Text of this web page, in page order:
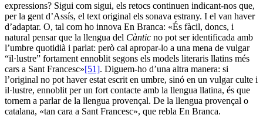
expressions? Sigui com sigui, els retocs continuen indicant-nos que,
per la gent d’Assís, el text original els sonava estrany. I el van haver
d’adaptar. O, tal com ho innova En Branca: «És fàcil, doncs, i
natural pensar que la llengua del Càntic no pot ser identificada amb
l’umbre quotidià i parlat: però cal apropar-lo a una mena de vulgar
“il·lustre” fortament ennoblit segons els models literaris llatins més
cars a Sant Francesc»[51]. Diguem-ho d’una altra manera: si
l’original no pot haver estat escrit en umbre, sinó en un vulgar culte i
il·lustre, ennoblit per un fort contacte amb la llengua llatina, és que
tornem a parlar de la llengua provençal. De la llengua provençal o
catalana, «tan cara a Sant Francesc», que rebla En Branca.